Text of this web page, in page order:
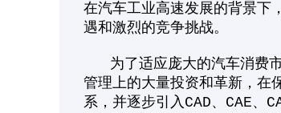
在汽车工业高速发展的背景下
遇和激烈的竞争挑战。
为了适应庞大的汽车消费市
管理上的大量投资和革新，在
系，并逐步引入CAD、CAE、